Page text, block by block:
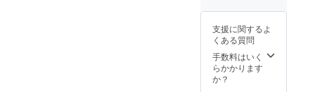
希望が
ある場
合は備
考に記
入くだ
さい。
りま
穴の水
のお酒
「福和
良泉(ふ
くわら
支援に関するよ
くある質問
手数料はいく
らかかります
か？